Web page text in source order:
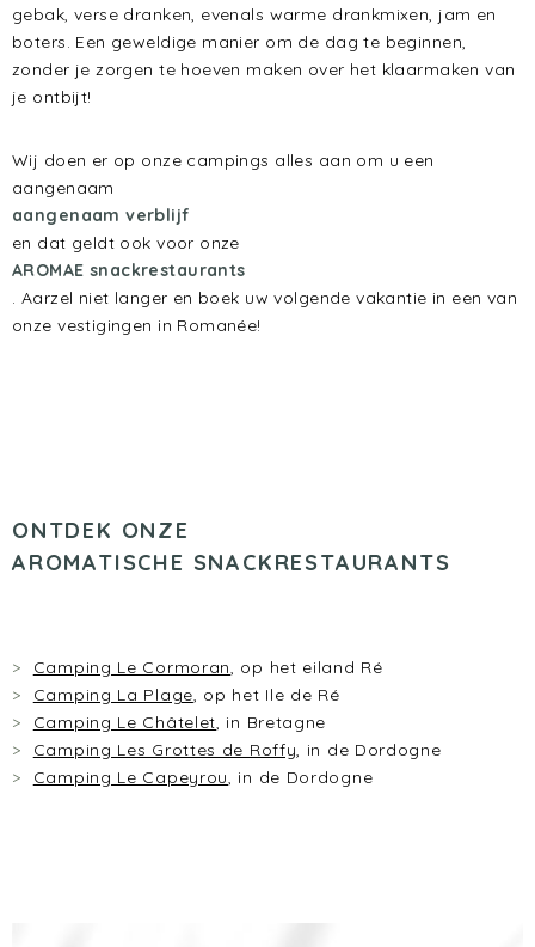
gebak, verse dranken, evenals warme drankmixen, jam en
boters. Een geweldige manier om de dag te beginnen,
zonder je zorgen te hoeven maken over het klaarmaken van
je ontbijt!
Wij doen er op onze campings alles aan om u een
aangenaam
aangenaam verblijf
en dat geldt ook voor onze
AROMAE snackrestaurants
. Aarzel niet langer en boek uw volgende vakantie in een van
onze vestigingen in Romanée!
ONTDEK ONZE
AROMATISCHE SNACKRESTAURANTS
Camping Le Cormoran, op het eiland Ré
Camping La Plage, op het Ile de Ré
Camping Le Châtelet, in Bretagne
Camping Les Grottes de Roffy, in de Dordogne
Camping Le Capeyrou, in de Dordogne